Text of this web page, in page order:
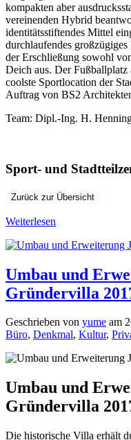
kompakten aber
vereinenden Hybrid
identitätsstiftendes Mittel
durchlaufendes
der Erschließung sowohl
Deich aus. Der Fußballplatz
coolste Sportlocation der
Auftrag von BS2
Team: Dipl.-Ing. H.
Sport- und
Zurück zur Übersicht
Weiterlesen
Umbau und
Gründervilla
Geschrieben von yume am
Büro, Denkmal, Kultur,
Umbau und
Gründervilla
Die historische Villa erhält